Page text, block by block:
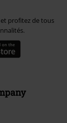
profitez de tous